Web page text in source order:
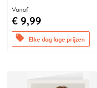
Vanaf
€ 9,99
offers Elke dag lage prijzen